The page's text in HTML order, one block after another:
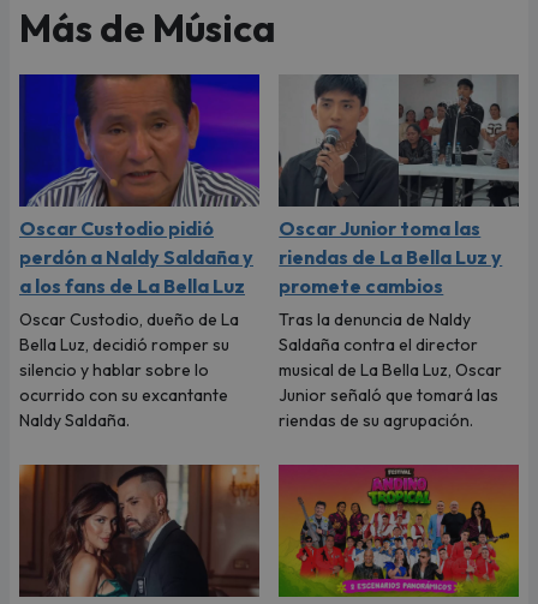
Más de Música
Oscar Custodio pidió
perdón a Naldy Saldaña y
a los fans de La Bella Luz
Oscar Custodio, dueño de La
Bella Luz, decidió romper su
silencio y hablar sobre lo
ocurrido con su excantante
Naldy Saldaña.
Oscar Junior toma las
riendas de La Bella Luz y
promete cambios
Tras la denuncia de Naldy
Saldaña contra el director
musical de La Bella Luz, Oscar
Junior señaló que tomará las
riendas de su agrupación.